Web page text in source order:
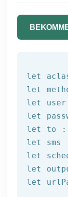
let
let
let
let
let
to :
let
sms
let
let
let